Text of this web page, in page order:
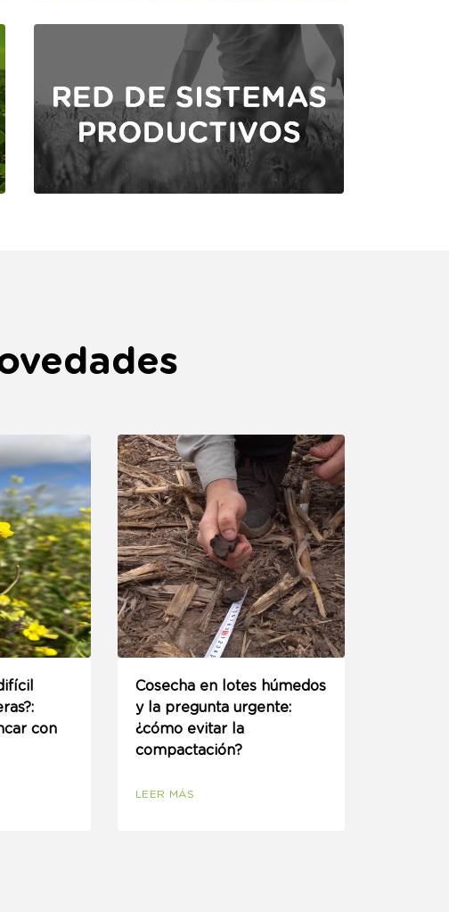
con
Cosecha en lotes húmedos
y la pregunta urgente:
¿cómo evitar la
compactación?
LEER MÁS